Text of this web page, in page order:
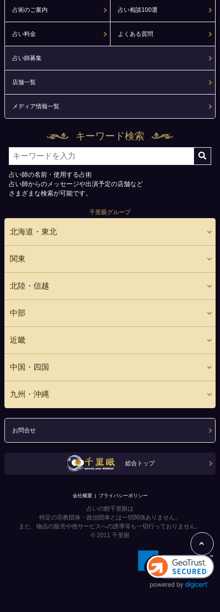
占術のご案内 占い相談100選
占い料金 よくある質問
占い師募集
店舗一覧
メディア情報一覧
キーワード検索
占い師の名前・使用する占術
占い師からのメッセージや出演予定の店舗など
さまざまな検索が可能です。
千里眼グループ
北海道・東北
関東
北陸・信越
中部
近畿
中国・四国
九州・沖縄
お問合せ
総合トップ
会社概要 プライバシーポリシー
占いの館千里眼は
特定の宗教団体・政治団体とは一切関係ありません。
また、物品の販売や他サービスへの誘導等も一切行っておりません。
© 2011 千里眼